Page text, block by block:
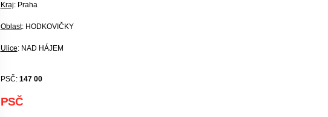
Kraj: Praha
Oblast: HODKOVIČKY
Ulice: NAD HÁJEM
PSČ: 147 00
PSČ